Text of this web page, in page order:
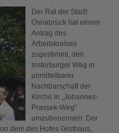
Der Rat der Stadt
Osnabrück hat einem
Antrag des
Arbeitskreises
zugestimmt, den
Insterburger Weg in
unmittelbarer
Nachbarschaft der
Kirche in „Johannes-
Prassek-Weg“
umzubenennen. Der
dem des Hofes Grothaus,